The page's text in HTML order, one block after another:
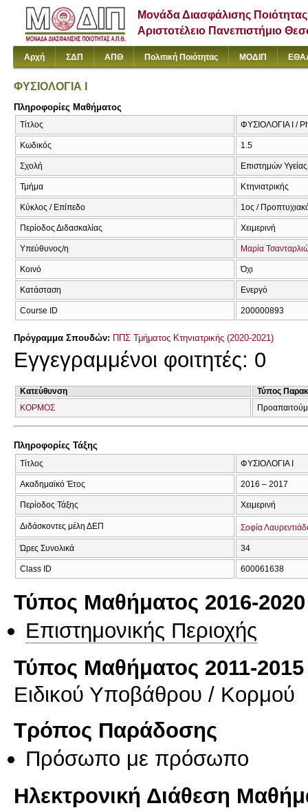
Μονάδα Διασφάλισης Ποιότητας
Αριστοτέλειο Πανεπιστήμιο
Αρχή ΣΔΠ ΑΠΘ Πολιτική Ποιότητας ΜΟΔΙΠ
ΦΥΣΙΟΛΟΓΙΑ Ι
Πληροφορίες Μαθήματος
Τίτλος ΦΥΣΙΟΛΟΓΙΑ Ι /
Κωδικός 1.5
Σχολή Επιστημών Υγείας
Τμήμα Κτηνιατρικής
Κύκλος / Επίπεδο 1ος /
Περίοδος Διδασκαλίας Χειμερινή
Υπεύθυνος/η Μαρία
Κοινό Όχι
Κατάσταση Ενεργό
Course ID 200000893
Πρόγραμμα Σπουδών: ΠΠΣ Τμήματος Κτηνιατρικής (2020-2021)
Εγγεγραμμένοι φοιτητές: 0
Κατεύθυνση
Τύπος
ΚΟΡΜΟΣ
Πληροφορίες Τάξης
Τίτλος ΦΥΣΙΟΛΟΓΙΑ Ι
Ακαδημαϊκό Έτος 2016 – 2017
Περίοδος Τάξης Χειμερινή
Διδάσκοντες μέλη ΔΕΠ Σοφία
Ώρες Συνολικά 34
Class ID 600061638
Τύπος Μαθήματος 2016-2020
Επιστημονικής Περιοχής
Τύπος Μαθήματος 2011-2015
Ειδικού Υποβάθρου / Κορμού
Τρόπος Παράδοσης
Πρόσωπο με πρόσωπο
Ηλεκτρονική Διάθεση